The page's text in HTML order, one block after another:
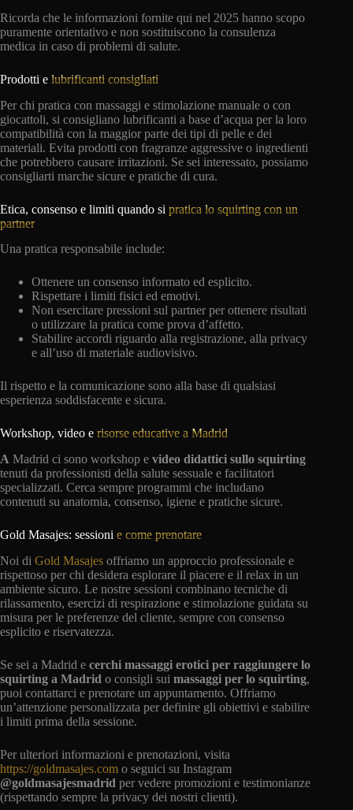
Ricorda che le informazioni fornite qui nel 2025 hanno scopo
puramente orientativo e non sostituiscono la consulenza
medica in caso di problemi di salute.
Prodotti e lubrificanti consigliati
Per chi pratica con massaggi e stimolazione manuale o con
giocattoli, si consigliano lubrificanti a base d’acqua per la loro
compatibilità con la maggior parte dei tipi di pelle e dei
materiali. Evita prodotti con fragranze aggressive o ingredienti
che potrebbero causare irritazioni. Se sei interessato, possiamo
consigliarti marche sicure e pratiche di cura.
Etica, consenso e limiti quando si pratica lo squirting con un
partner
Una pratica responsabile include:
Ottenere un consenso informato ed esplicito.
Rispettare i limiti fisici ed emotivi.
Non esercitare pressioni sul partner per ottenere risultati
o utilizzare la pratica come prova d’affetto.
Stabilire accordi riguardo alla registrazione, alla privacy
e all’uso di materiale audiovisivo.
Il rispetto e la comunicazione sono alla base di qualsiasi
esperienza soddisfacente e sicura.
Workshop, video e risorse educative a Madrid
A Madrid ci sono workshop e video didattici sullo squirting
tenuti da professionisti della salute sessuale e facilitatori
specializzati. Cerca sempre programmi che includano
contenuti su anatomia, consenso, igiene e pratiche sicure.
Gold Masajes: sessioni e come prenotare
Noi di Gold Masajes offriamo un approccio professionale e
rispettoso per chi desidera esplorare il piacere e il relax in un
ambiente sicuro. Le nostre sessioni combinano tecniche di
rilassamento, esercizi di respirazione e stimolazione guidata su
misura per le preferenze del cliente, sempre con consenso
esplicito e riservatezza.
Se sei a Madrid e cerchi massaggi erotici per raggiungere lo
squirting a Madrid o consigli sui massaggi per lo squirting,
puoi contattarci e prenotare un appuntamento. Offriamo
un’attenzione personalizzata per definire gli obiettivi e stabilire
i limiti prima della sessione.
Per ulteriori informazioni e prenotazioni, visita
https://goldmasajes.com o seguici su Instagram
@goldmasajesmadrid per vedere promozioni e testimonianze
(rispettando sempre la privacy dei nostri clienti).